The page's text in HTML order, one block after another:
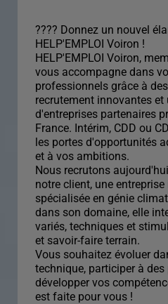
???? Donnez un nouvel
HELP'EMPLOI Voiron !
HELP'EMPLOI Voiron,
vous accompagne dans
professionnels grâce à
recrutement innovantes et
d'entreprises partenaires
France. Intérim, CDD ou
les portes d'opportunités
et à vos ambitions.
Nous recrutons
notre client, une
spécialisée en génie
dans son domaine, elle
variés, techniques et
et savoir-faire terrain.
Vous souhaitez évoluer
technique, participer à
développer vos
est faite pour vous !